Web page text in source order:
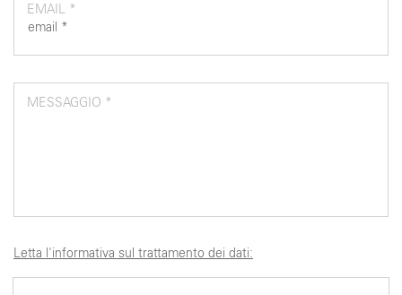
EMAIL *
MESSAGGIO *
Letta l'informativa sul trattamento dei dati: